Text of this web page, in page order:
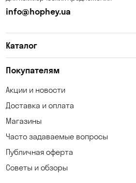
info@hophey.ua
Каталог
Покупателям
Акции и новости
Доставка и оплата
Магазины
Часто задаваемые вопросы
Публичная оферта
Советы и обзоры